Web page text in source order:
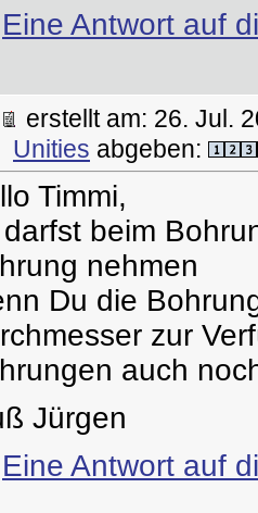
Eine Antwort auf
erstellt am: 26.
Unities abgeben:
Timmi,
beim
nehmen
Du die
zur
auch
Jürgen
Eine Antwort auf